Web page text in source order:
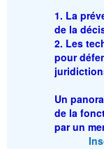
1. La
de la
2. Les
pour
Un
de la
par un